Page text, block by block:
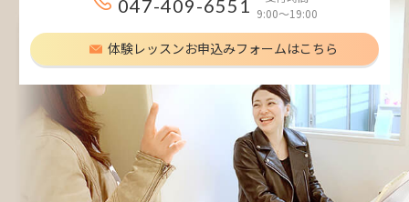
047-409-6551 9:00～19:00
体験レッスンお申込みフォームはこちら